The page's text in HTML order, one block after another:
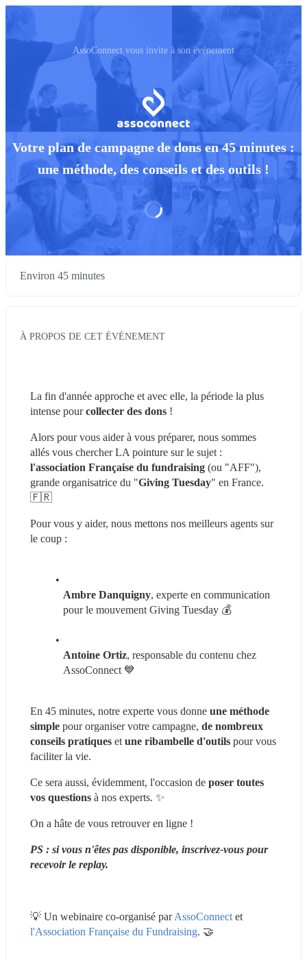
AssoConnect vous invite à son événement
Votre plan de campagne de dons en 45 minutes :
une méthode, des conseils et des outils !
Environ 45 minutes
À PROPOS DE CET ÉVÉNEMENT
La fin d'année approche et avec elle, la période la plus
intense pour collecter des dons !
Alors pour vous aider à vous préparer, nous sommes
l'association Française du fundraising (ou "AFF"),
grande organisatrice du "Giving Tuesday" en France.
🇫🇷
Pour vous y aider, nous mettons nos meilleurs agents sur
le coup :
Ambre Danquigny, experte en communication
pour le mouvement Giving Tuesday 💰
Antoine Ortiz, responsable du contenu chez
AssoConnect 💙
En 45 minutes, notre experte vous donne une méthode
simple pour organiser votre campagne, de nombreux
conseils pratiques et une ribambelle d'outils pour vous
faciliter la vie.
Ce sera aussi, évidemment, l'occasion de poser toutes
vos questions à nos experts. ✨
On a hâte de vous retrouver en ligne !
PS : si vous n'êtes pas disponible, inscrivez-vous pour
recevoir le replay.
💡 Un webinaire co-organisé par AssoConnect
l'Association Française du Fundraising. 🤝